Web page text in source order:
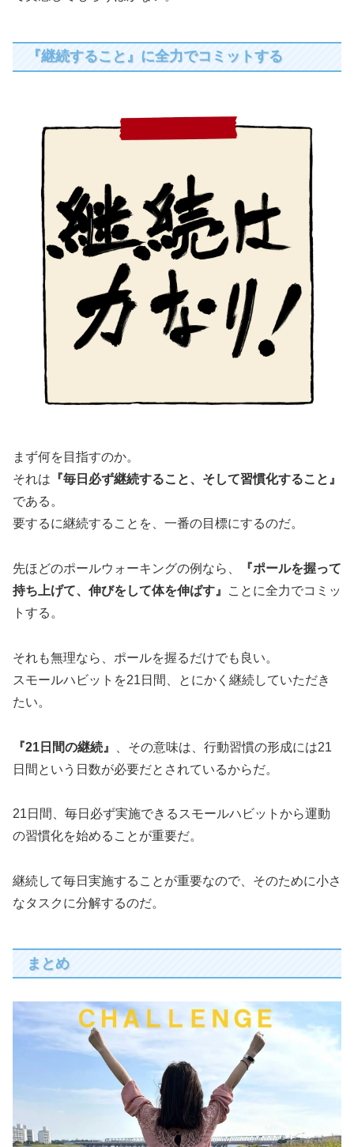
『継続すること』に全力でコミットする
まず何を目指すのか。
それは 『毎日必ず継続すること、そして習慣化すること』
である。
要するに継続することを、一番の目標にするのだ。
先ほどのポールウォーキングの例なら、
『ポールを握って
持ち上げて、伸びをして体を伸ばす』
ことに全力でコミッ
トする。
それも無理なら、ポールを握るだけでも良い。
スモールハビットを21日間、とにかく継続していただき
たい。
『21日間の継続』
、その意味は、行動習慣の形成には21
日間という日数が必要だとされているからだ。
21日間、毎日必ず実施できるスモールハビットから運動
の習慣化を始めることが重要だ。
継続して毎日実施することが重要なので、そのために小さ
なタスクに分解するのだ。
まとめ